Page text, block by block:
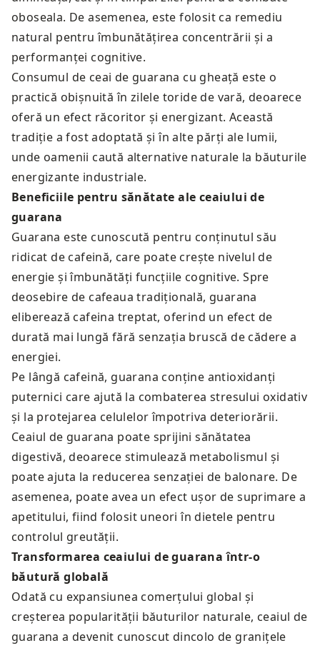
oboseala. De asemenea, este folosit ca remediu
natural pentru îmbunătățirea concentrării și a
performanței cognitive.
Consumul de ceai de guarana cu gheață este o
practică obișnuită în zilele toride de vară, deoarece
oferă un efect răcoritor și energizant. Această
tradiție a fost adoptată și în alte părți ale lumii,
unde oamenii caută alternative naturale la băuturile
energizante industriale.
Beneficiile pentru sănătate ale ceaiului de
guarana
Guarana este cunoscută pentru conținutul său
ridicat de cafeină, care poate crește nivelul de
energie și îmbunătăți funcțiile cognitive. Spre
deosebire de cafeaua tradițională, guarana
eliberează cafeina treptat, oferind un efect de
durată mai lungă fără senzația bruscă de cădere a
energiei.
Pe lângă cafeină, guarana conține antioxidanți
puternici care ajută la combaterea stresului oxidativ
și la protejarea celulelor împotriva deteriorării.
Ceaiul de guarana poate sprijini sănătatea
digestivă, deoarece stimulează metabolismul și
poate ajuta la reducerea senzației de balonare. De
asemenea, poate avea un efect ușor de suprimare a
apetitului, fiind folosit uneori în dietele pentru
controlul greutății.
Transformarea ceaiului de guarana într-o
băutură globală
Odată cu expansiunea comerțului global și
creșterea popularității băuturilor naturale, ceaiul de
guarana a devenit cunoscut dincolo de granițele